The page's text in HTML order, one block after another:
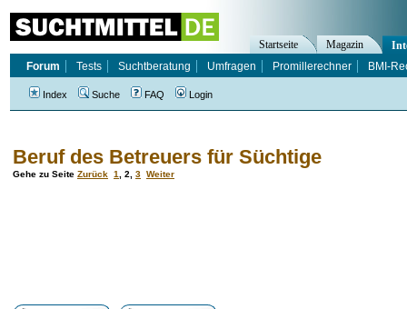
Beruf des Betreuers für Süchtige
Gehe zu Seite Zurück 1 2 3 Weiter
Startseite Magazin
Forum
Tests Suchtberatung Umfragen Promillerechner BMI-
Index Suche FAQ Login